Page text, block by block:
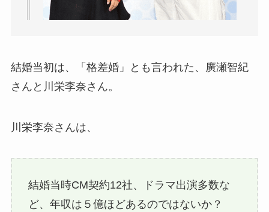
結婚当初は、「格差婚」とも言われた、廣瀬智紀
さんと川栄李奈さん。
川栄李奈さんは、
結婚当時CM契約12社、ドラマ出演多数な
ど、年収は５億ほどあるのではないか？